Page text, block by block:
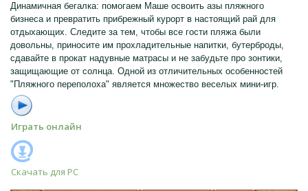
Динамичная бегалка: помогаем Маше освоить азы пляжного
бизнеса и превратить прибрежный курорт в настоящий рай для
отдыхающих. Следите за тем, чтобы все гости пляжа были
довольны, приносите им прохладительные напитки, бутерброды,
сдавайте в прокат надувные матрасы и не забудьте про зонтики,
защищающие от солнца. Одной из отличительных особенностей
"Пляжного переполоха" является множество веселых мини-игр.
Играть онлайн
Скачать для PC